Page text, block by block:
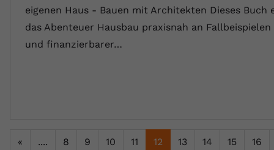
eigenen Haus - Bauen mit Architekten Dieses Buch
das Abenteuer Hausbau praxisnah an
und finanzierbarer…
« .... 8 9 10 11 12 13 14 15 16